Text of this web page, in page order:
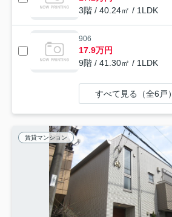
3階 / 40.24㎡ / 1LDK
906
17.9万円
9階 / 41.30㎡ / 1LDK
すべて見る（全6戸）
賃貸マンション